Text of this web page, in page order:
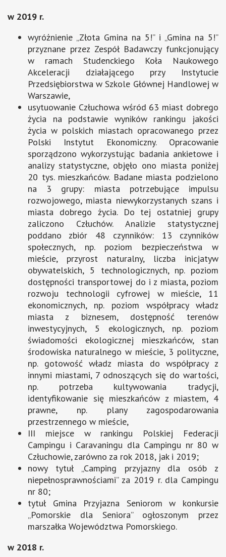
w 2019 r.
wyróżnienie „Złota Gmina na 5!” i „Gmina na 5!”
przyznane przez Zespół Badawczy funkcjonujący
w ramach Studenckiego Koła Naukowego
Akceleracji działającego przy Instytucie
Przedsiębiorstwa w Szkole Głównej Handlowej w
Warszawie,
usytuowanie Człuchowa wśród 63 miast dobrego
życia na podstawie wyników rankingu jakości
życia w polskich miastach opracowanego przez
Polski Instytut Ekonomiczny. Opracowanie
sporządzono wykorzystując badania ankietowe i
analizy statystyczne, objęło ono miasta poniżej
20 tys. mieszkańców. Badane miasta podzielono
na 3 grupy: miasta potrzebujące impulsu
rozwojowego, miasta niewykorzystanych szans i
miasta dobrego życia. Do tej ostatniej grupy
zaliczono Człuchów. Analizie statystycznej
poddano zbiór 48 czynników: 13 czynników
społecznych, np. poziom bezpieczeństwa w
mieście, przyrost naturalny, liczba inicjatyw
obywatelskich, 5 technologicznych, np. poziom
dostępności transportowej do i z miasta, poziom
rozwoju technologii cyfrowej w mieście, 11
ekonomicznych, np. poziom współpracy władz
miasta z biznesem, dostępność terenów
inwestycyjnych, 5 ekologicznych, np. poziom
świadomości ekologicznej mieszkańców, stan
środowiska naturalnego w mieście, 3 polityczne,
np. gotowość władz miasta do współpracy z
innymi miastami, 7 odnoszących się do wartości,
np. potrzeba kultywowania tradycji,
identyfikowanie się mieszkańców z miastem, 4
prawne, np. plany zagospodarowania
przestrzennego w mieście,
III miejsce w rankingu Polskiej Federacji
Campingu i Caravaningu dla Campingu nr 80 w
Człuchowie, zarówno za rok 2018, jak i 2019;
nowy tytuł „Camping przyjazny dla osób z
niepełnosprawnościami” za 2019 r. dla Campingu
nr 80;
tytuł Gmina Przyjazna Seniorom w konkursie
„Pomorskie dla Seniora” ogłoszonym przez
marszałka Województwa Pomorskiego.
w 2018 r.